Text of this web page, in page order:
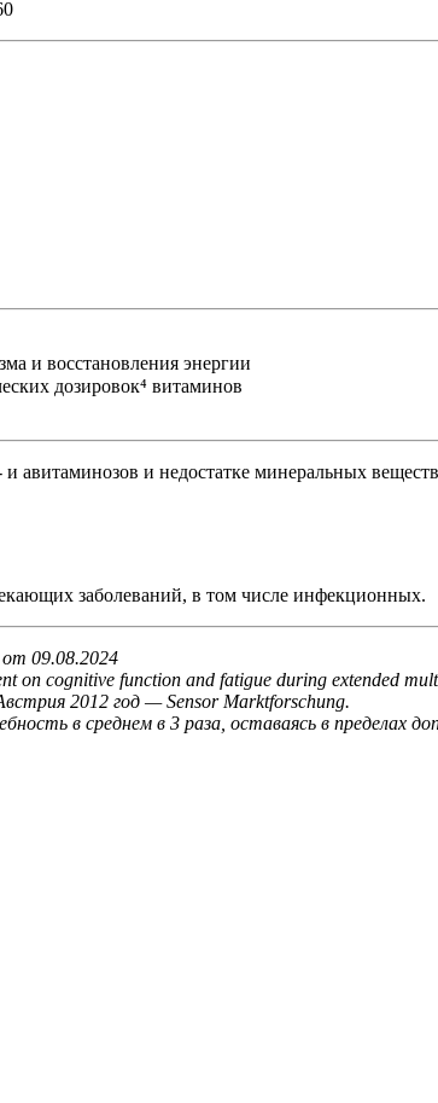
и восстановления энергии
дозировок⁴ витаминов
авитаминозов и недостатке минеральных
заболеваний, в том числе инфекционных.
09.08.2024
on cognitive function and fatigue during extended
2012 год — Sensor Marktforschung.
в среднем в 3 раза, оставаясь в пределах